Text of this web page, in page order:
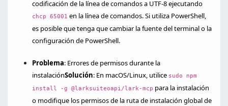
codificación de la línea de comandos a UTF-8 ejecutando
chcp 65001 en la línea de comandos. Si utiliza PowerShell,
es posible que tenga que cambiar la fuente del terminal o la
configuración de PowerShell.
Problema: Errores de permisos durante la
instalaciónSolución: En macOS/Linux, utilice sudo npm
install -g @larksuiteoapi/lark-mcp para la instalación
o modifique los permisos de la ruta de instalación global de